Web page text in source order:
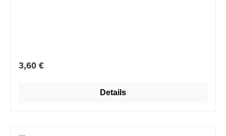
Regulärer Preis:
3,60 €
Details